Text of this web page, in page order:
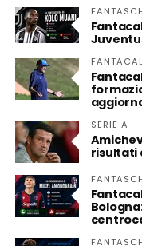
SERIE A
risultati